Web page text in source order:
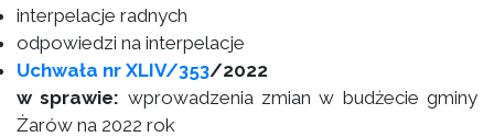
interpelacje radnych
odpowiedzi na interpelacje
Uchwała nr XLIV/353/2022
w sprawie: wprowadzenia zmian w budżecie gminy
Żarów na 2022 rok